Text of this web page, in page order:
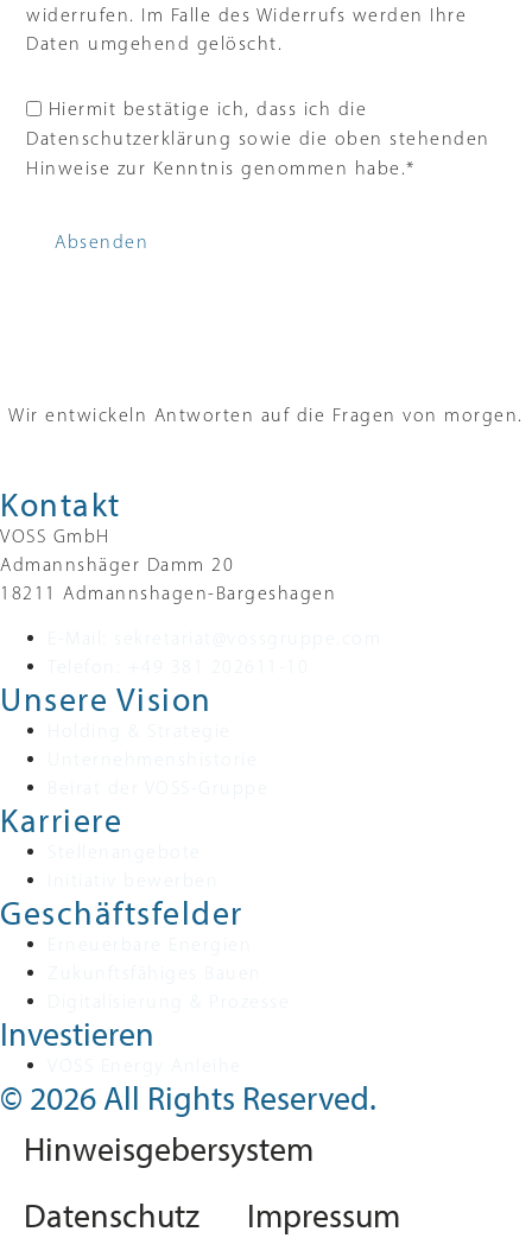
widerrufen. Im Falle des Widerrufs werden Ihre
Daten umgehend gelöscht.
Hiermit bestätige ich, dass ich die
Datenschutzerklärung sowie die oben stehenden
Hinweise zur Kenntnis genommen habe.*
Absenden
Wir entwickeln Antworten auf die Fragen von morgen.
Kontakt
VOSS GmbH
Admannshäger Damm 20
18211 Admannshagen-Bargeshagen ‍
Unsere Vision
Karriere
Geschäftsfelder
Investieren
© 2026 All Rights Reserved.
Hinweisgebersystem
Datenschutz
Impressum